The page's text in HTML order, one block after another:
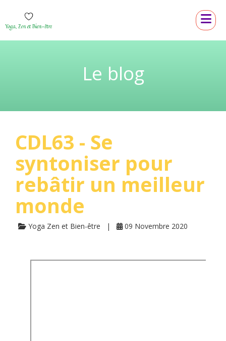
Le blog
CDL63 - Se
syntoniser pour
rebâtir un meilleur
monde
Yoga Zen et Bien-être 09 Novembre 2020